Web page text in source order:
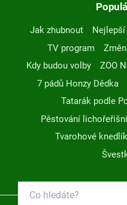
Jak zhubnout
TV program
Kdy budou volby
ZOO
7 pádů Honzy Dědka
Tatarák podle
Pěstování
Tvarohové